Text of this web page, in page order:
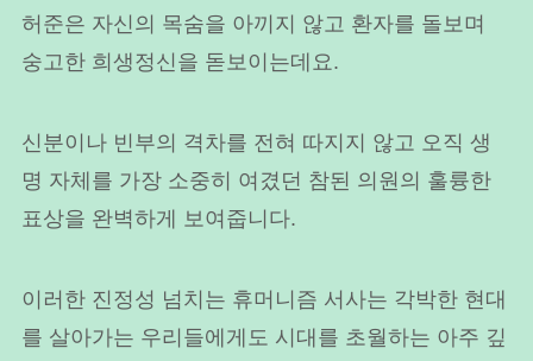
허준은 자신의 목숨을 아끼지 않고 환자를 돌보며
숭고한 희생정신을 돋보이는데요.
신분이나 빈부의 격차를 전혀 따지지 않고 오직 생
명 자체를 가장 소중히 여겼던 참된 의원의 훌륭한
표상을 완벽하게 보여줍니다.
이러한 진정성 넘치는 휴머니즘 서사는 각박한 현대
를 살아가는 우리들에게도 시대를 초월하는 아주 깊